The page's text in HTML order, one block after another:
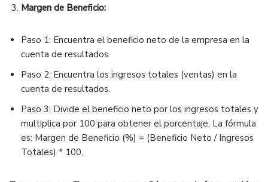
Margen de Beneficio:
Paso 1: Encuentra el beneficio neto de la empresa en la
cuenta de resultados.
Paso 2: Encuentra los ingresos totales (ventas) en la
cuenta de resultados.
Paso 3: Divide el beneficio neto por los ingresos totales y
multiplica por 100 para obtener el porcentaje. La fórmula
es: Margen de Beneficio (%) = (Beneficio Neto / Ingresos
Totales) * 100.